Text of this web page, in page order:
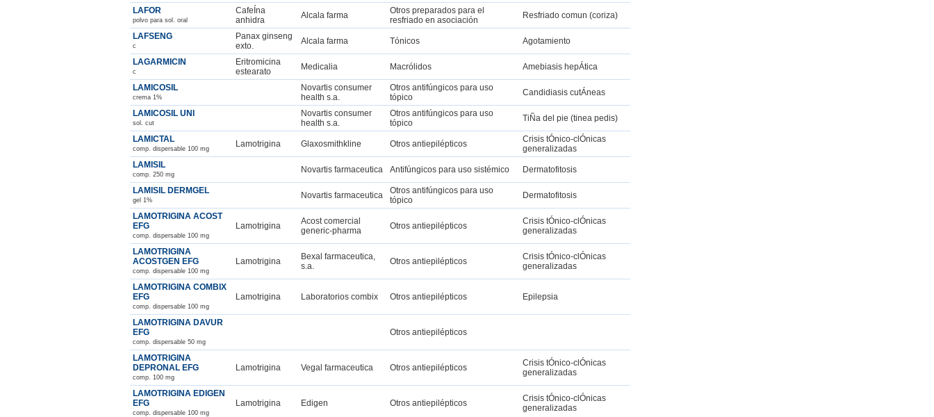
LAFOR
polvo para sol. oral
CafeÍna
anhidra
Alcala farma
Otros preparados para el
resfriado en asociación
Resfriado comun (coriza)
LAFSENG
c
Panax ginseng
exto.
Alcala farma Tónicos Agotamiento
LAGARMICIN
c
Eritromicina
estearato
Medicalia Macrólidos Amebiasis hepÁtica
LAMICOSIL
crema 1%
Novartis consumer
health s.a.
Otros antifúngicos para uso
tópico
Candidiasis cutÁneas
LAMICOSIL UNI
sol. cut
Novartis consumer
health s.a.
Otros antifúngicos para uso
tópico
TiÑa del pie (tinea pedis)
LAMICTAL
comp. dispersable 100 mg Lamotrigina Glaxosmithkline Otros antiepilépticos
Crisis tÓnico-clÓnicas
generalizadas
LAMISIL
comp. 250 mg Novartis farmaceutica Antifúngicos para uso sistémico Dermatofitosis
LAMISIL DERMGEL
gel 1% Novartis farmaceutica
Otros antifúngicos para uso
tópico
Dermatofitosis
LAMOTRIGINA ACOST
EFG
comp. dispersable 100 mg
Lamotrigina
Acost comercial
generic-pharma
Otros antiepilépticos
Crisis tÓnico-clÓnicas
generalizadas
LAMOTRIGINA
ACOSTGEN EFG
comp. dispersable 100 mg
Lamotrigina
Bexal farmaceutica,
s.a.
Otros antiepilépticos
Crisis tÓnico-clÓnicas
generalizadas
LAMOTRIGINA COMBIX
EFG
comp. dispersable 100 mg
Lamotrigina Laboratorios combix Otros antiepilépticos Epilepsia
LAMOTRIGINA DAVUR
EFG
comp. dispersable 50 mg
Otros antiepilépticos
LAMOTRIGINA
DEPRONAL EFG
comp. 100 mg
Lamotrigina Vegal farmaceutica Otros antiepilépticos
Crisis tÓnico-clÓnicas
generalizadas
LAMOTRIGINA EDIGEN
EFG
comp. dispersable 100 mg
Lamotrigina Edigen Otros antiepilépticos
Crisis tÓnico-clÓnicas
generalizadas